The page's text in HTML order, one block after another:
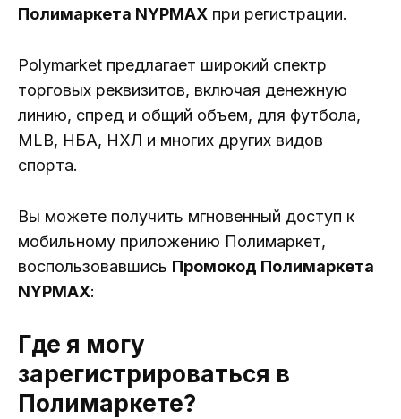
Полимаркета NYPMAX при регистрации.
Polymarket предлагает широкий спектр
торговых реквизитов, включая денежную
линию, спред и общий объем, для футбола,
MLB, НБА, НХЛ и многих других видов
спорта.
Вы можете получить мгновенный доступ к
мобильному приложению Полимаркет,
воспользовавшись Промокод Полимаркета
NYPMAX:
Где я могу
зарегистрироваться в
Полимаркете?